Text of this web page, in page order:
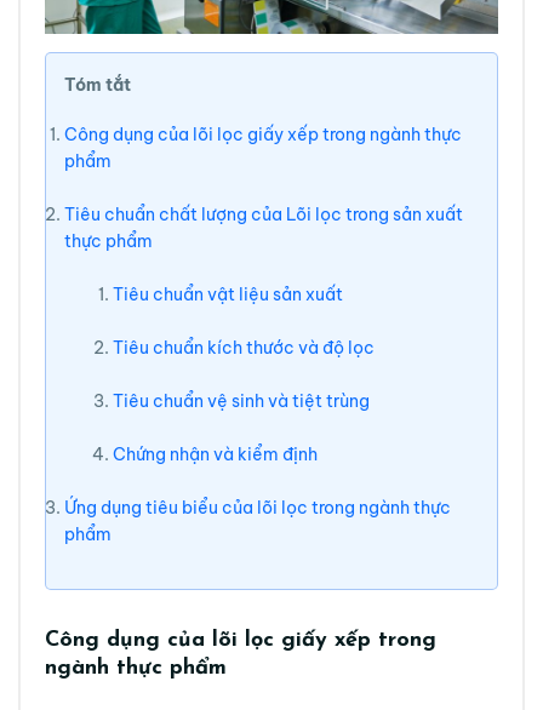
Tóm tắt
Công dụng của lõi lọc giấy xếp trong ngành thực
phẩm
Tiêu chuẩn chất lượng của Lõi lọc trong sản xuất
thực phẩm
Tiêu chuẩn vật liệu sản xuất
Tiêu chuẩn kích thước và độ lọc
Tiêu chuẩn vệ sinh và tiệt trùng
Chứng nhận và kiểm định
Ứng dụng tiêu biểu của lõi lọc trong ngành thực
phẩm
Công dụng của lõi lọc giấy xếp trong
ngành thực phẩm